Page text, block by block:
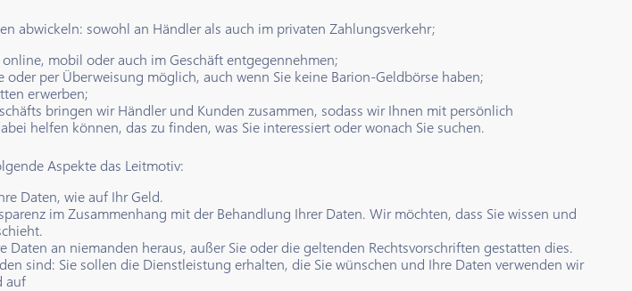
abwickeln: sowohl an Händler als auch im privaten Zahlungsverkehr;
mobil oder auch im Geschäft entgegennehmen;
per Überweisung möglich, auch wenn Sie keine Barion-Geldbörse haben;
erwerben;
bringen wir Händler und Kunden zusammen, sodass wir Ihnen mit persönlich
helfen können, das zu finden, was Sie interessiert oder wonach Sie suchen.
Aspekte das Leitmotiv:
Daten, wie auf Ihr Geld.
im Zusammenhang mit der Behandlung Ihrer Daten. Wir möchten, dass Sie wissen und
Daten an niemanden heraus, außer Sie oder die geltenden Rechtsvorschriften gestatten dies.
sind: Sie sollen die Dienstleistung erhalten, die Sie wünschen und Ihre Daten verwenden wir
auf